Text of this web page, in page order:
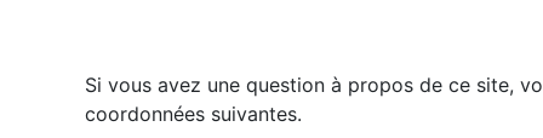
Si vous avez une question à propos de ce site,
coordonnées suivantes.